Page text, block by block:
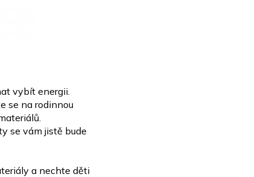
vybít energii.
se na rodinnou
se vám jistě bude
a nechte děti